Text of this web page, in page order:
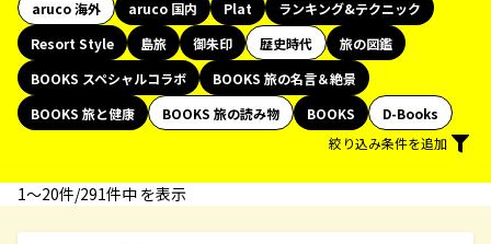
aruco 海外
aruco 国内 Plat
ランキング&テクニック
Resort Style
島旅 御朱印 歴史時代
旅の図鑑
BOOKS スペシャルコラボ
BOOKS 旅の名言＆絶景
BOOKS 旅と健康
BOOKS 旅の読み物 BOOKS
D-Books
絞り込み条件を追加
1〜20件/291件中 を表示